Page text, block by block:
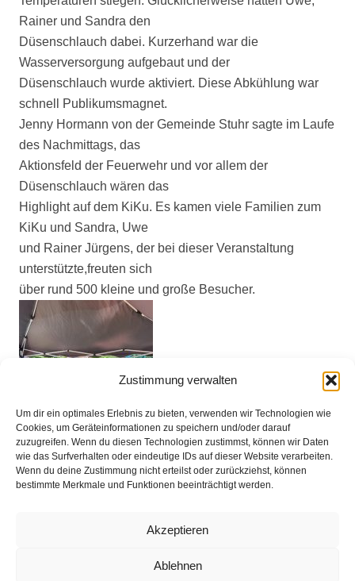
Zustimmung verwalten
Um dir ein optimales Erlebnis zu bieten, verwenden wir Technologien wie
Cookies, um Geräteinformationen zu speichern und/oder darauf
zuzugreifen. Wenn du diesen Technologien zustimmst, können wir Daten
wie das Surfverhalten oder eindeutige IDs auf dieser Website verarbeiten.
Wenn du deine Zustimmung nicht erteilst oder zurückziehst, können
bestimmte Merkmale und Funktionen beeinträchtigt werden.
Akzeptieren
Ablehnen
Rainer und Sandra den
Düsenschlauch dabei. Kurzerhand war die
Wasserversorgung aufgebaut und der
Düsenschlauch wurde aktiviert. Diese Abkühlung war
schnell Publikumsmagnet.
Jenny Hormann von der Gemeinde Stuhr sagte im Laufe
des Nachmittags, das
Aktionsfeld der Feuerwehr und vor allem der
Düsenschlauch wären das
Highlight auf dem KiKu. Es kamen viele Familien zum
KiKu und Sandra, Uwe
und Rainer Jürgens, der bei dieser Veranstaltung
unterstützte,freuten sich
über rund 500 kleine und große Besucher.